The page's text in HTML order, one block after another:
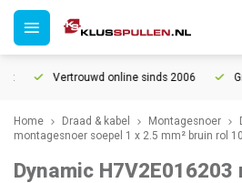
Vertrouwd online sinds 2006
Home Draad & kabel Montagesnoer
montagesnoer soepel 1 x 2.5 mm² bruin rol
Dynamic